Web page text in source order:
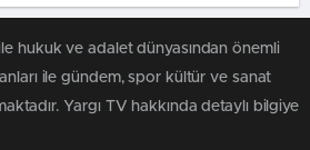
hukuk ve adalet dünyasından önemli
ile gündem, spor kültür ve sanat
Yargı TV hakkında detaylı bilgiye